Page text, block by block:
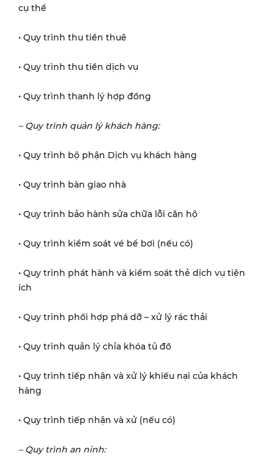
cụ thể
• Quy trình thu tiền thuê
• Quy trình thu tiền dịch vụ
• Quy trình thanh lý hợp đồng
– Quy trình quản lý khách hàng:
• Quy trình bộ phận Dịch vụ khách hàng
• Quy trình bàn giao nhà
• Quy trình bảo hành sửa chữa lỗi căn hộ
• Quy trình kiểm soát vé bể bơi (nếu có)
• Quy trình phát hành và kiểm soát thẻ dịch vụ tiện
ích
• Quy trình phối hợp phá dỡ – xử lý rác thải
• Quy trình quản lý chỉa khóa tủ đồ
• Quy trình tiếp nhận và xử lý khiếu nại của khách
hàng
• Quy trình tiếp nhận và xử (nếu có)
– Quy trình an ninh: